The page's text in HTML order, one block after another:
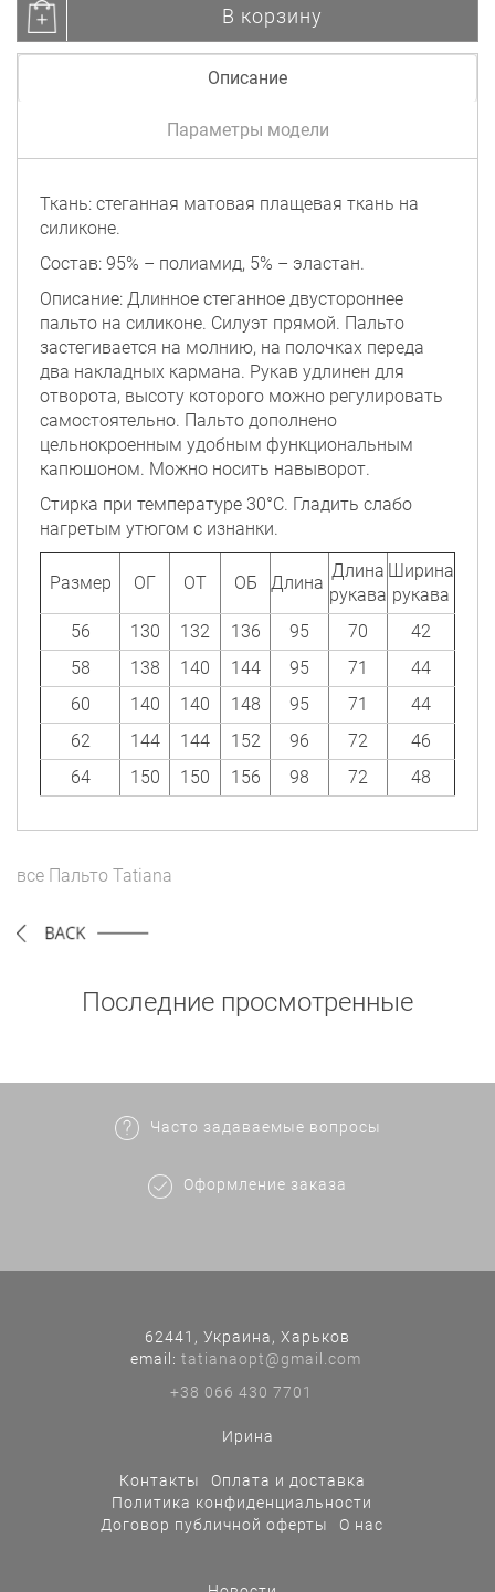
В корзину
Описание
Параметры модели
Ткань: стеганная матовая плащевая ткань на
силиконе.
Состав: 95% – полиамид, 5% – эластан.
Описание: Длинное стеганное двустороннее
пальто на силиконе. Силуэт прямой. Пальто
застегивается на молнию, на полочках переда
два накладных кармана. Рукав удлинен для
отворота, высоту которого можно регулировать
самостоятельно. Пальто дополнено
цельнокроенным удобным функциональным
капюшоном. Можно носить навыворот.
Стирка при температуре 30°C. Гладить слабо
нагретым утюгом с изнанки.
Размер ОГ ОТ ОБ Длина
Длина
рукава
Ширина
рукава
56
130 132 136 95 70
42
58
138 140 144 95 71
44
60
140 140 148 95 71
44
62
144 144 152 96 72
46
64
150 150 156 98 72 48
все Пальто Tatiana
Последние просмотренные
Часто задаваемые вопросы
Оформление заказа
62441, Украина, Харьков
еmail: tatianaopt@gmail.com
+38 066 430 7701
Ирина
Контакты
Оплата и доставка
Политика конфиденциальности
Договор публичной оферты
О нас